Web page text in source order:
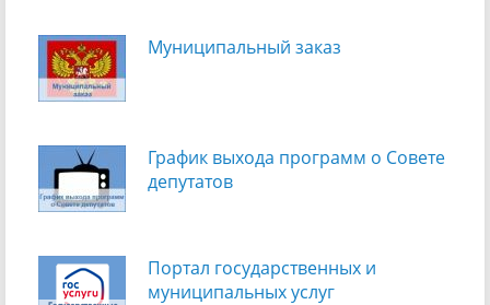
Муниципальный заказ
График выхода программ о Cовете
депутатов
Портал государственных и
муниципальных услуг